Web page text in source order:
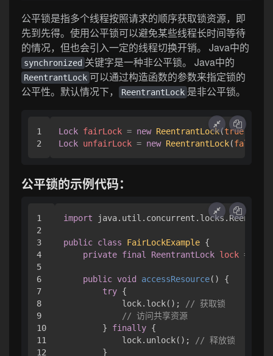
公平锁是指多个线程按照请求的顺序获取锁资源，即
先到先得。使用公平锁可以避免某些线程长时间等待
的情况，但也会引入一定的线程切换开销。 Java中的
synchronized 关键字是一种非公平锁。 Java中的
ReentrantLock 可以通过构造函数的参数来指定锁的
公平性。默认情况下，
ReentrantLock 是非公平锁。
1
Lock fairLock = new ReentrantLock(true);
Lock unfairLock = new ReentrantLock(false
公平锁的示例代码：
1
2
3
4
5
6
7
8
9
10
11
12
import
public class FairLockExample {
private final ReentrantLock lock =
public void accessResource()
{
try {
            lock.lock();
// 获取锁
// 访问共享资源
        }
finally {
            lock.unlock();
// 释放锁
        }